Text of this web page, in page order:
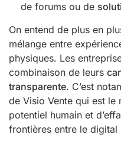
de forums ou de
On entend de plus en
mélange entre
physiques. Les
combinaison de leurs
transparente. C’est
de Visio Vente qui est le
potentiel humain et
frontières entre le digital